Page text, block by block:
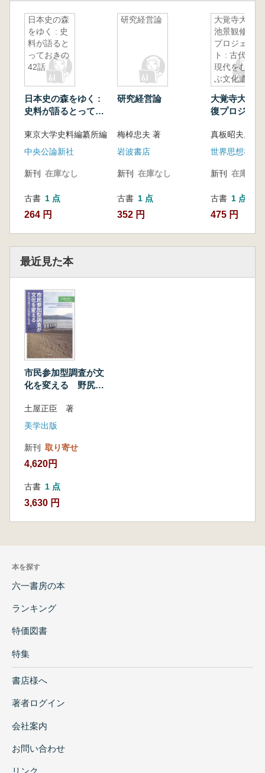
日本史の森
をゆく : 史
料が語ると
っておきの
42話
日本史の森をゆく :
史料が語るとってお
東京大学史料編纂所編
中央公論新社
新刊 在庫なし
古書 1 点
264 円
研究経営論
研究経営論
梅棹忠夫 著
岩波書店
新刊 在庫なし
古書 1 点
352 円
大覚寺大沢
池景観修復
プロジェク
ト : 古代と
現代をむす
ぶ文化遺産
大覚寺大沢
復プロジェ
化遺産
真板昭夫, 河
世界思想社
新刊 在庫なし
古書 1 点
475 円
最近見た本
市民参加型調査が文
化を変える 野尻湖
考察
土屋正臣 著
美学出版
新刊 取り寄せ
4,620円
古書 1 点
3,630 円
本を探す
六一書房の本
ランキング
特価図書
特集
書店様へ
著者ログイン
会社案内
お問い合わせ